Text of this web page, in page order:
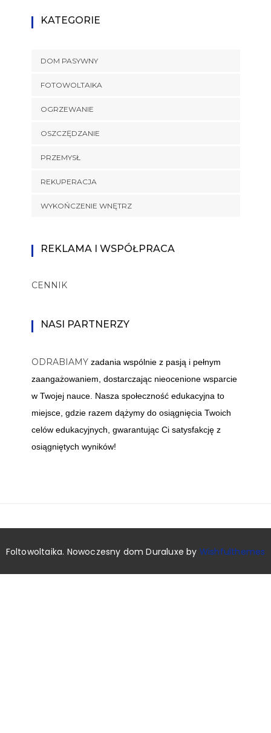
KATEGORIE
DOM PASYWNY
FOTOWOLTAIKA
OGRZEWANIE
OSZCZĘDZANIE
PRZEMYSŁ
REKUPERACJA
WYKOŃCZENIE WNĘTRZ
REKLAMA I WSPÓŁPRACA
CENNIK
NASI PARTNERZY
ODRABIAMYzadania wspólnie z pasją i pełnym
zaangażowaniem, dostarczając nieocenione wsparcie
w Twojej nauce. Nasza społeczność edukacyjna to
miejsce, gdzie razem dążymy do osiągnięcia Twoich
celów edukacyjnych, gwarantując Ci satysfakcję z
osiągniętych wyników!
Foltowoltaika. Nowoczesny dom Duraluxe by Wishfulthemes